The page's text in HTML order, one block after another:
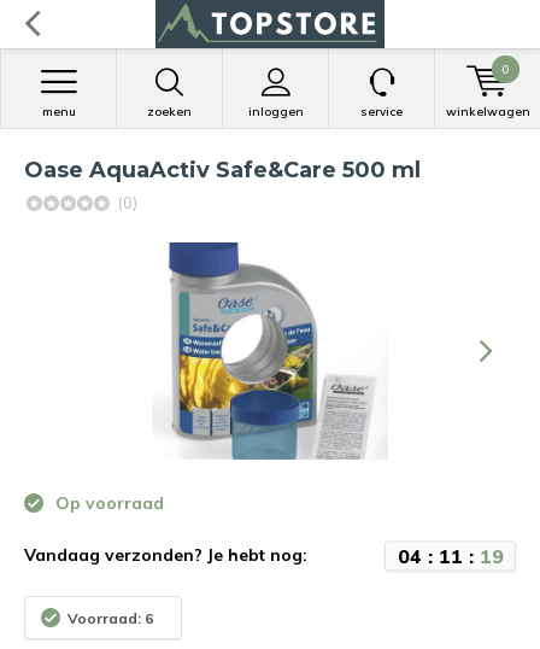
zoeken inloggen
menu service winkelwagen
0
Oase AquaActiv Safe&Care 500 ml
(0)
Op voorraad
Vandaag verzonden? Je hebt nog: 04 : 11 : 19
Voorraad: 6